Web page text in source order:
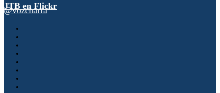
JTB en Flickr
@vozcharra